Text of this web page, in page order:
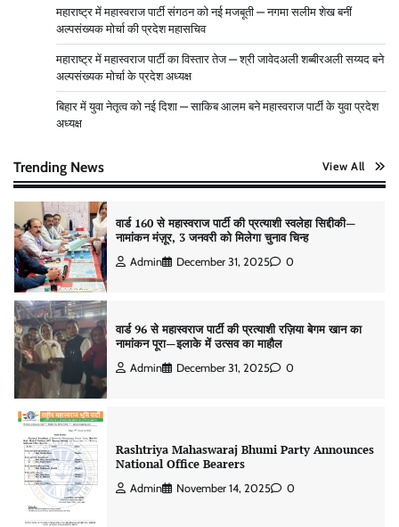
महाराष्ट्र में महास्वराज पार्टी संगठन को नई मजबूती — नगमा सलीम शेख बनीं
अल्पसंख्यक मोर्चा की प्रदेश महासचिव
महाराष्ट्र में महास्वराज पार्टी का विस्तार तेज — श्री जावेदअली शब्बीरअली सय्यद बने
अल्पसंख्यक मोर्चा के प्रदेश अध्यक्ष
बिहार में युवा नेतृत्व को नई दिशा — साकिब आलम बने महास्वराज पार्टी के युवा प्रदेश
अध्यक्ष
Trending News View All
मुंबई से उत्तर प्रदेश तक राजनीतिक विस्तार, महास्वराज पार्टी ने
तेज़ की चुनावी रणनीति
Admin January 1, 2026
Admin December 31, 2025 0
नामांकन पूरा—इलाके में उत्सव का माहौल
Rashtriya Mahaswaraj Bhumi Party Announces
वार्ड 96 में बदलाव की हुंकार, महास्वराज पार्टी अध्यक्ष समीर